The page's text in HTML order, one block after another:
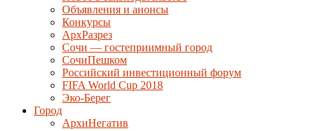
Объявления и анонсы
Конкурсы
АрхРазрез
Сочи — гостеприимный город
СочиПешком
Российский инвестиционный форум
FIFA World Cup 2018
Эко-Берег
Город
АрхиНегатив